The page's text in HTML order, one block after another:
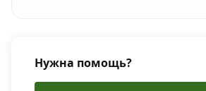
Нужна помощь?